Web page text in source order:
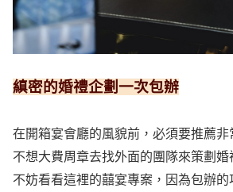
縝密的婚禮企劃一次包辦
在開箱宴會廳的風貌前，必須要推薦非
不想大費周章去找外面的團隊來策劃婚
不妨看看這裡的囍宴專案，因為包辦的